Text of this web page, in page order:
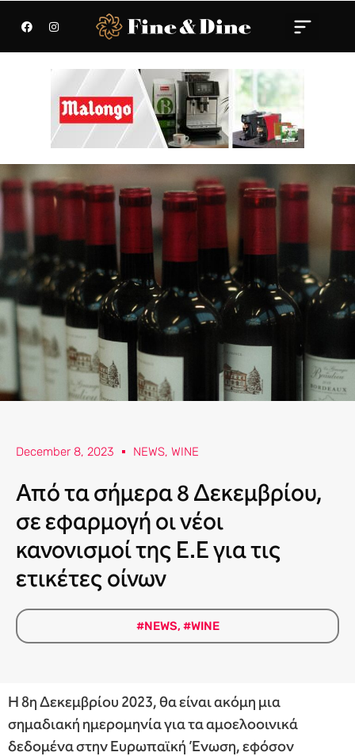
December 8, 2023 NEWS, WINE
Από τα σήμερα 8 Δεκεμβρίου,
σε εφαρμογή οι νέοι
κανονισμοί της Ε.Ε για τις
ετικέτες οίνων
#NEWS, #WINE
Η 8η Δεκεμβρίου 2023, θα είναι ακόμη μια
σημαδιακή ημερομηνία για τα αμοελοοινικά
δεδομένα στην Ευρωπαϊκή Ένωση, εφόσον